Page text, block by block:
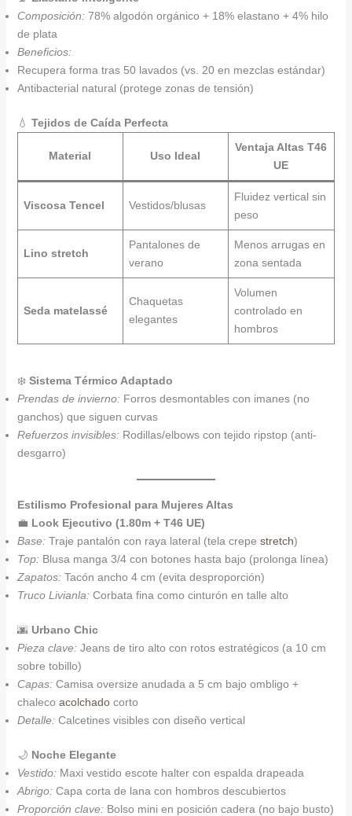
Composición: 78% algodón orgánico + 18% elastano + 4% hilo
de plata
Beneficios:
Recupera forma tras 50 lavados (vs. 20 en mezclas estándar)
Antibacterial natural (protege zonas de tensión)
💧 Tejidos de Caída Perfecta
Material Uso Ideal
Ventaja Altas T46
UE
Viscosa Tencel Vestidos/blusas
Fluidez vertical sin
peso
Lino stretch
Pantalones de
verano
Menos arrugas en
zona sentada
Seda matelassé
Chaquetas
elegantes
Volumen
controlado en
hombros
❄️ Sistema Térmico Adaptado
Prendas de invierno: Forros desmontables con imanes (no
ganchos) que siguen curvas
Refuerzos invisibles: Rodillas/elbows con tejido ripstop (anti-
desgarro)
Estilismo Profesional para Mujeres Altas
💼 Look Ejecutivo (1.80m + T46 UE)
Base: Traje pantalón con raya lateral (tela crepe stretch)
Top: Blusa manga 3/4 con botones hasta bajo (prolonga línea)
Zapatos: Tacón ancho 4 cm (evita desproporción)
Truco Livianla: Corbata fina como cinturón en talle alto
🌆 Urbano Chic
Pieza clave: Jeans de tiro alto con rotos estratégicos (a 10 cm
sobre tobillo)
Capas: Camisa oversize anudada a 5 cm bajo ombligo +
chaleco acolchadocorto
Detalle: Calcetines visibles con diseño vertical
🌙 Noche Elegante
Vestido: Maxi vestido escote halter con espalda drapeada
Abrigo: Capa corta de lana con hombros descubiertos
Proporción clave: Bolso mini en posición cadera (no bajo busto)